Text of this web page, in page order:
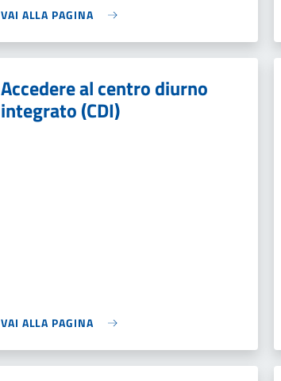
VAI ALLA PAGINA
Accedere al centro diurno
integrato (CDI)
VAI ALLA PAGINA